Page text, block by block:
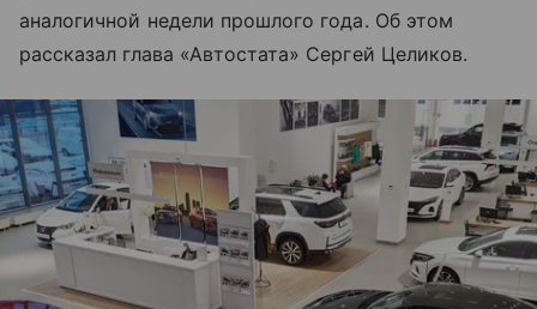
аналогичной недели прошлого года. Об этом
рассказал глава «Автостата» Сергей Целиков.